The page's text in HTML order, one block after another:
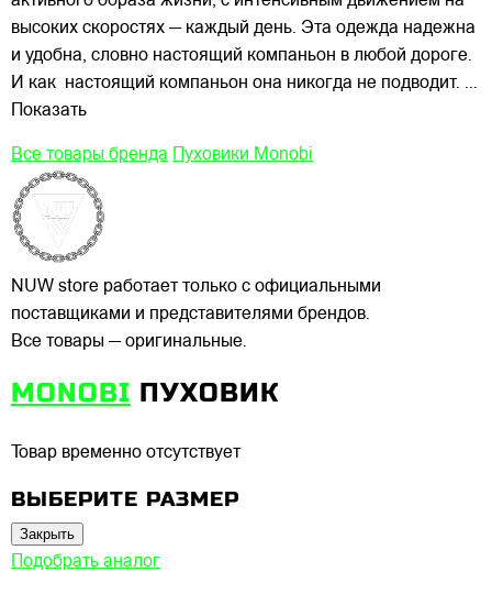
высоких скоростях — каждый день. Эта одежда надежна
и удобна, словно настоящий компаньон в любой дороге.
И как настоящий компаньон она никогда не подводит. ...
Показать
Все товары бренда Пуховики Monobi
NUW store работает только с официальными
поставщиками и представителями брендов.
Все товары — оригинальные.
MONOBI ПУХОВИК
Товар временно отсутствует
ВЫБЕРИТЕ РАЗМЕР
Закрыть
Подобрать аналог